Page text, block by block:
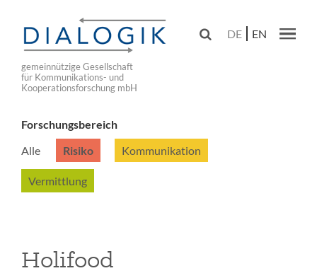
main
navigation
gemeinnützige Gesellschaft
für Kommunikations- und
Kooperationsforschung mbH
 DE EN
Forschungsbereich
Alle
Risiko Kommunikation
Vermittlung
Holifood